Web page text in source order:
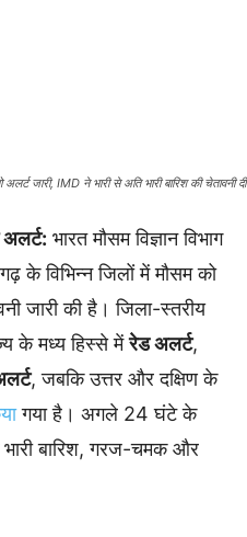
जारी, IMD ने भारी से अति भारी बारिश की चेतावनी दी
भारत मौसम विज्ञान विभाग
के विभिन्न जिलों में मौसम को
जारी की है। जिला-स्तरीय
के मध्य हिस्से मेंरेड अलर्ट,
, जबकि उत्तर और दक्षिण के
गया है। अगले 24 घंटे के
भारी बारिश, गरज-चमक और